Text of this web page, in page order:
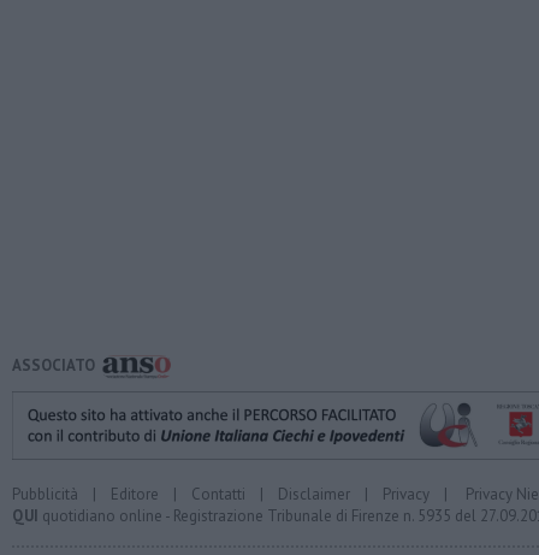
ASSOCIATO
Pubblicità | Editore | Contatti | Disclaimer | Privacy | Privacy
QUI quotidiano online - Registrazione Tribunale di Firenze n. 5935 del